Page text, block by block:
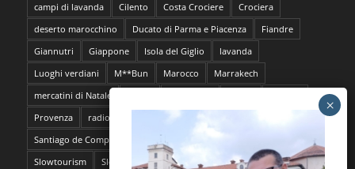
campi di lavanda
Cilento Costa Crociere
Crociera
deserto marocchino
Ducato di Parma e Piacenza
Fiandre
Giannutri
Giappone Isola del Giglio
lavanda
Luoghi verdiani
M**Bun Marocco
Marrakech
mercatini di Natale
Provenza
radioMBun Ragusa
Santiago de Compostela
sentieri dell'ocra
Siti Unesco
Slowtourism
Slow Trekking Soggiorno a Ischia
Stoccolma